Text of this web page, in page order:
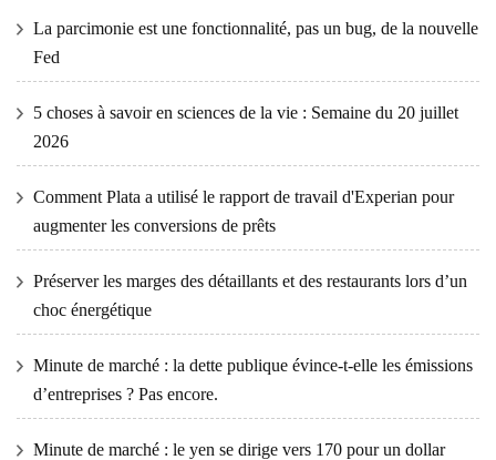
La parcimonie est une fonctionnalité, pas un bug, de la nouvelle
Fed
5 choses à savoir en sciences de la vie : Semaine du 20 juillet
2026
Comment Plata a utilisé le rapport de travail d'Experian pour
augmenter les conversions de prêts
Préserver les marges des détaillants et des restaurants lors d’un
choc énergétique
Minute de marché : la dette publique évince-t-elle les émissions
d’entreprises ? Pas encore.
Minute de marché : le yen se dirige vers 170 pour un dollar